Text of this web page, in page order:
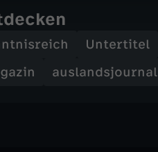
Untertitel
auslandsjournal